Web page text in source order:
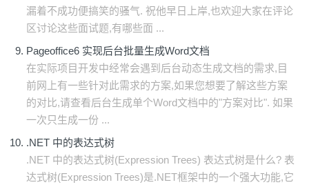
漏着不成功便搞笑的骚气. 祝他早日上岸,也欢迎大家在评论
区讨论这些面试题,有哪些面 ...
Pageoffice6 实现后台批量生成Word文档
在实际项目开发中经常会遇到后台动态生成文档的需求,目
前网上有一些针对此需求的方案,如果您想要了解这些方案
的对比,请查看后台生成单个Word文档中的"方案对比". 如果
一次只生成一份 ...
.NET 中的表达式树
.NET 中的表达式树(Expression Trees) 表达式树是什么? 表
达式树(Expression Trees)是.NET框架中的一个强大功能,它